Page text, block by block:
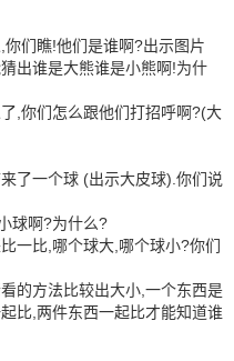
们瞧!他们是谁啊?出示图片
出谁是大熊谁是小熊啊!为什
你们怎么跟他们打招呼啊?(大
一个球 (出示大皮球).你们说
球啊?为什么?
比,哪个球大,哪个球小?你们
方法比较出大小,一个东西是
比,两件东西一起比才能知道谁